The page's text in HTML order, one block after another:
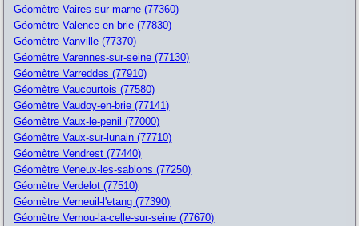
Géomètre Vaires-sur-marne (77360)
Géomètre Valence-en-brie (77830)
Géomètre Vanville (77370)
Géomètre Varennes-sur-seine (77130)
Géomètre Varreddes (77910)
Géomètre Vaucourtois (77580)
Géomètre Vaudoy-en-brie (77141)
Géomètre Vaux-le-penil (77000)
Géomètre Vaux-sur-lunain (77710)
Géomètre Vendrest (77440)
Géomètre Veneux-les-sablons (77250)
Géomètre Verdelot (77510)
Géomètre Verneuil-l'etang (77390)
Géomètre Vernou-la-celle-sur-seine (77670)